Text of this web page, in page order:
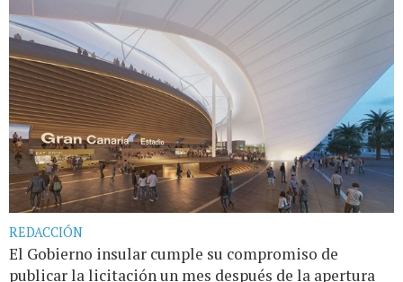
REDACCIÓN
El Gobierno insular cumple su compromiso de
publicar la licitación un mes después de la apertura